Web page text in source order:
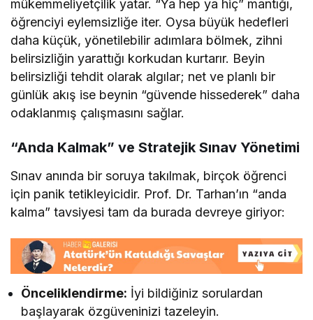
mükemmeliyetçilik yatar. “Ya hep ya hiç” mantığı,
öğrenciyi eylemsizliğe iter. Oysa büyük hedefleri
daha küçük, yönetilebilir adımlara bölmek, zihni
belirsizliğin yarattığı korkudan kurtarır. Beyin
belirsizliği tehdit olarak algılar; net ve planlı bir
günlük akış ise beynin “güvende hissederek” daha
odaklanmış çalışmasını sağlar.
“Anda Kalmak” ve Stratejik Sınav Yönetimi
Sınav anında bir soruya takılmak, birçok öğrenci
için panik tetikleyicidir. Prof. Dr. Tarhan’ın “anda
kalma” tavsiyesi tam da burada devreye giriyor:
Önceliklendirme: İyi bildiğiniz sorulardan
başlayarak özgüveninizi tazeleyin.